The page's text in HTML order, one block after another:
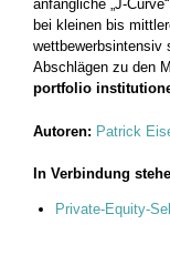
anfängliche „J-
bei kleinen bis
wettbewerbsintensiv
Abschlägen zu den
portfolio
Autoren: Patrick
In Verbindung
Private-Equity-